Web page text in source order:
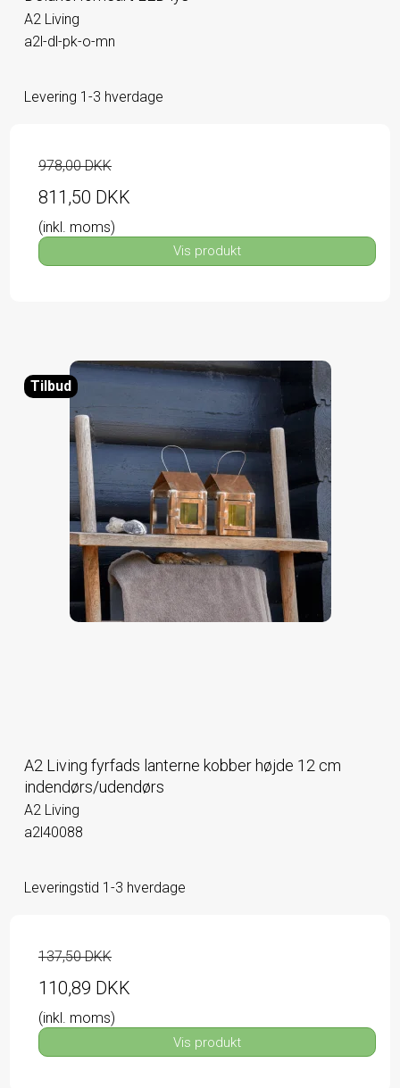
A2 Living
a2l-dl-pk-o-mn
Levering 1-3 hverdage
978,00 DKK
811,50 DKK
(inkl. moms)
Vis produkt
Tilbud
A2 Living fyrfads lanterne kobber højde 12 cm
indendørs/udendørs
A2 Living
a2l40088
Leveringstid 1-3 hverdage
137,50 DKK
110,89 DKK
(inkl. moms)
Vis produkt